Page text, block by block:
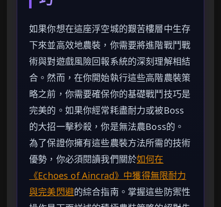
如果你想在這座浮空城的艱苦樓層中生存
下來並高效地農裝，你需要將進階戰鬥戰
術與對遊戲風險回報系統的深刻理解相結
合。然而，在你開始執行這些高階農裝策
略之前，你需要確保你的基礎戰鬥技巧是
完美的。如果你經常耗盡耐力或被Boss
的大招一擊秒殺，你是無法農Boss的。
為了保證你擁有這些農裝方法所需的技術
優勢，你必須閱讀我們關於如何在
《Echoes of Aincrad》中獲得無限耐力
與完美閃避的綜合指南。掌握這些防禦性